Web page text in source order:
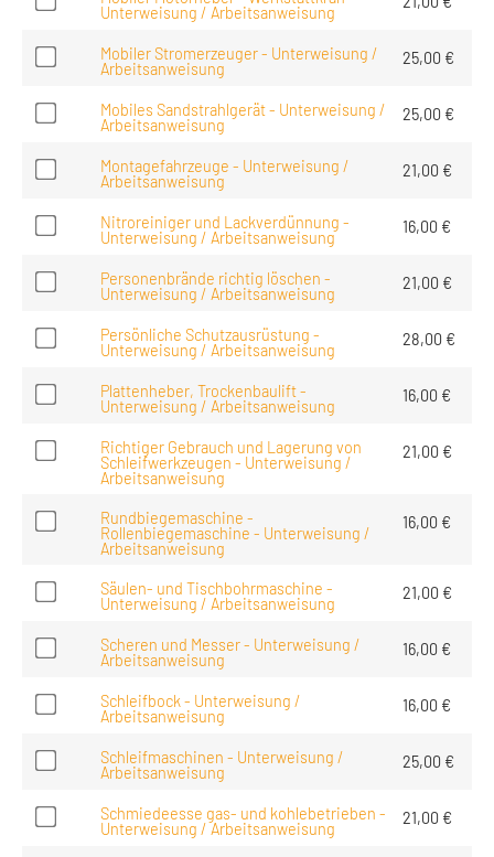
Unterweisung / Arbeitsanweisung
Mobiler Stromerzeuger - Unterweisung /
Arbeitsanweisung
25,00 €
Mobiles Sandstrahlgerät - Unterweisung /
Arbeitsanweisung
25,00 €
Montagefahrzeuge - Unterweisung /
Arbeitsanweisung
21,00 €
Nitroreiniger und Lackverdünnung -
Unterweisung / Arbeitsanweisung
16,00 €
Personenbrände richtig löschen -
Unterweisung / Arbeitsanweisung
21,00 €
Persönliche Schutzausrüstung -
Unterweisung / Arbeitsanweisung
28,00 €
Plattenheber, Trockenbaulift -
Unterweisung / Arbeitsanweisung
16,00 €
Richtiger Gebrauch und Lagerung von
Schleifwerkzeugen - Unterweisung /
Arbeitsanweisung
21,00 €
Rundbiegemaschine -
Rollenbiegemaschine - Unterweisung /
Arbeitsanweisung
16,00 €
Säulen- und Tischbohrmaschine -
Unterweisung / Arbeitsanweisung
21,00 €
Scheren und Messer - Unterweisung /
Arbeitsanweisung
16,00 €
Schleifbock - Unterweisung /
Arbeitsanweisung
16,00 €
Schleifmaschinen - Unterweisung /
Arbeitsanweisung
25,00 €
Schmiedeesse gas- und kohlebetrieben -
Unterweisung / Arbeitsanweisung
21,00 €